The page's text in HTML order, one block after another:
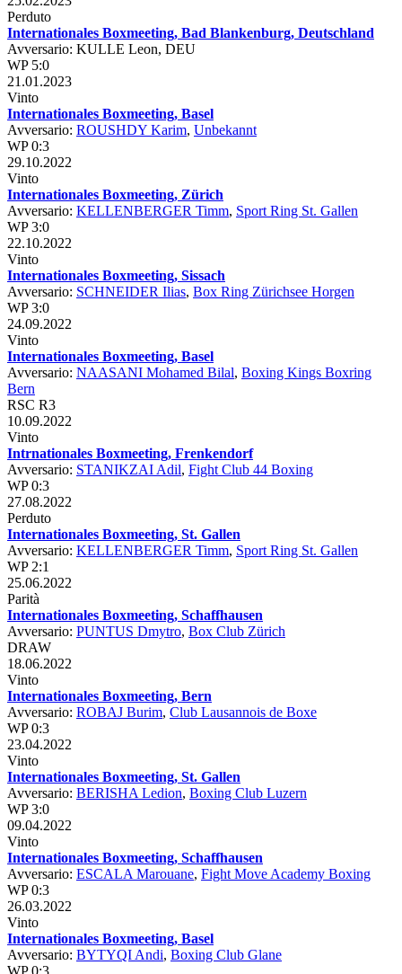
Perduto
Internationales Boxmeeting, Bad Blankenburg, Deutschland
Avversario: KULLE Leon, DEU
WP 5:0
21.01.2023
Vinto
Internationales Boxmeeting, Basel
Avversario: ROUSHDY Karim, Unbekannt
WP 0:3
29.10.2022
Vinto
Internationales Boxmeeting, Zürich
Avversario: KELLENBERGER Timm, Sport Ring St. Gallen
WP 3:0
22.10.2022
Vinto
Internationales Boxmeeting, Sissach
Avversario: SCHNEIDER Ilias, Box Ring Zürichsee Horgen
WP 3:0
24.09.2022
Vinto
Internationales Boxmeeting, Basel
Avversario: NAASANI Mohamed Bilal, Boxing Kings Boxring
Bern
RSC R3
10.09.2022
Vinto
Intrnationales Boxmeeting, Frenkendorf
Avversario: STANIKZAI Adil, Fight Club 44 Boxing
WP 0:3
27.08.2022
Perduto
Internationales Boxmeeting, St. Gallen
Avversario: KELLENBERGER Timm, Sport Ring St. Gallen
WP 2:1
25.06.2022
Parità
Internationales Boxmeeting, Schaffhausen
Avversario: PUNTUS Dmytro, Box Club Zürich
DRAW
18.06.2022
Vinto
Internationales Boxmeeting, Bern
Avversario: ROBAJ Burim, Club Lausannois de Boxe
WP 0:3
23.04.2022
Vinto
Internationales Boxmeeting, St. Gallen
Avversario: BERISHA Ledion, Boxing Club Luzern
WP 3:0
09.04.2022
Vinto
Internationales Boxmeeting, Schaffhausen
Avversario: ESCALA Marouane, Fight Move Academy Boxing
WP 0:3
26.03.2022
Vinto
Internationales Boxmeeting, Basel
Avversario: BYTYQI Andi, Boxing Club Glane